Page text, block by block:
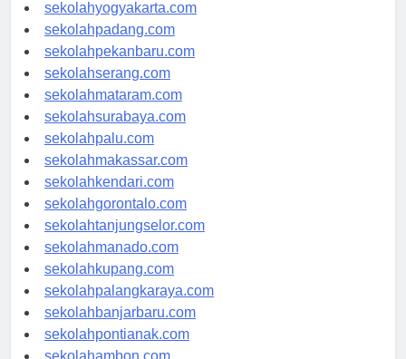
sekolahyogyakarta.com
sekolahpadang.com
sekolahpekanbaru.com
sekolahserang.com
sekolahmataram.com
sekolahsurabaya.com
sekolahpalu.com
sekolahmakassar.com
sekolahkendari.com
sekolahgorontalo.com
sekolahtanjungselor.com
sekolahmanado.com
sekolahkupang.com
sekolahpalangkaraya.com
sekolahbanjarbaru.com
sekolahpontianak.com